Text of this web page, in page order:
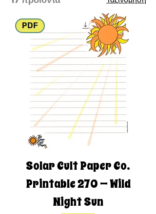
PDF
Solar Cult Paper Co.
Printable 270 — Wild
Night Sun